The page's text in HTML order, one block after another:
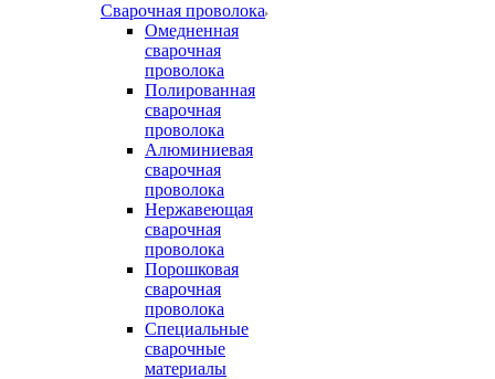
Сварочная проволока
Омедненная
сварочная
проволока
Полированная
сварочная
проволока
Алюминиевая
сварочная
проволока
Нержавеющая
сварочная
проволока
Порошковая
сварочная
проволока
Специальные
сварочные
материалы